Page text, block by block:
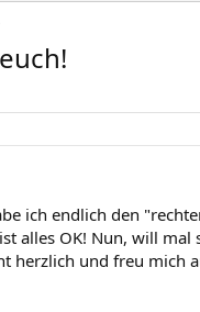
ich endlich den
alles OK! Nun, will
herzlich und freu mich